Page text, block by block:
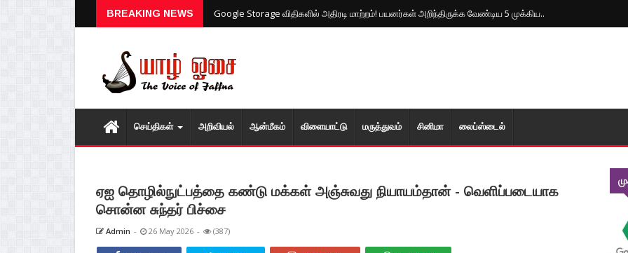
BREAKING NEWS
ரஷ்யா - உக்ரைன் போரில் மீண்டும் பதற்றம்...! இரு பக்கமும் தீரமடையும் தாக்குதல்கள்
செய்திகள் அறிவியல் ஆன்மீகம் விளையாட்டு மரு‌த்துவ‌ம் சினிமா லைப்ஸ்டைல்
ஏஐ தொழில்நுட்பத்தை கண்டு மக்கள் அஞ்சுவது நியாயம்தான் - வெளிப்படையாக
சொன்ன சுந்தர் பிச்சை
Admin - 26 May 2026 - (387)